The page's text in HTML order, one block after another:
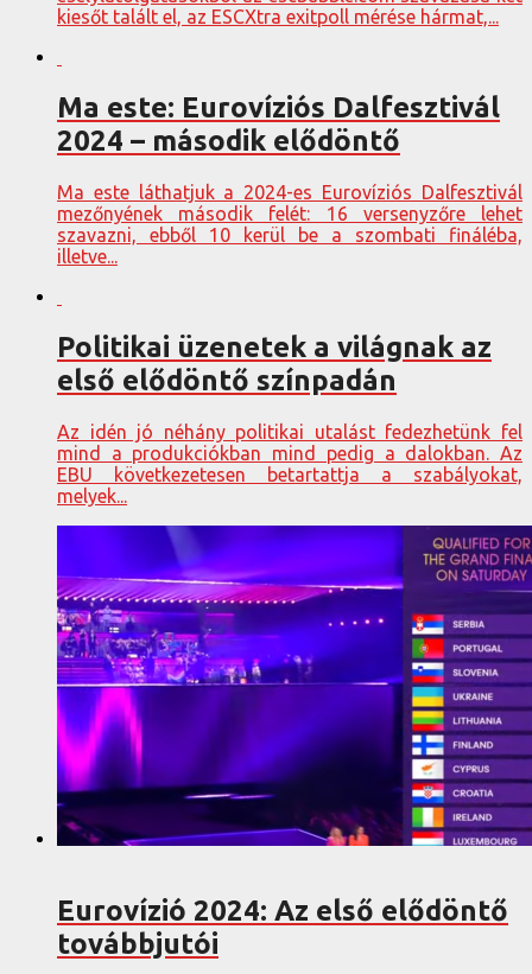
kiesőt talált el, az ESCXtra exitpoll mérése hármat,...
Ma este: Eurovíziós Dalfesztivál
2024 – második elődöntő
Ma este láthatjuk a 2024-es Eurovíziós Dalfesztivál
mezőnyének második felét: 16 versenyzőre lehet
szavazni, ebből 10 kerül be a szombati fináléba,
illetve...
Politikai üzenetek a világnak az
első elődöntő színpadán
Az idén jó néhány politikai utalást fedezhetünk fel
mind a produkciókban mind pedig a dalokban. Az
EBU következetesen betartattja a szabályokat,
melyek...
Eurovízió 2024: Az első elődöntő
továbbjutói